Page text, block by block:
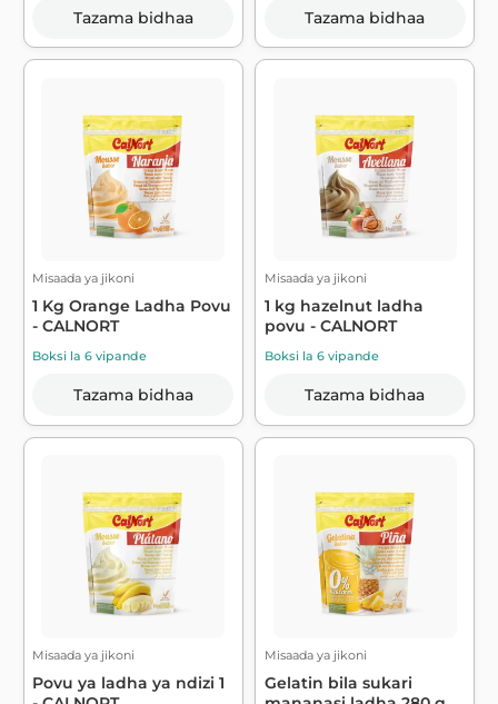
Tazama bidhaa Tazama bidhaa
Misaada ya jikoni
1 Kg Orange Ladha Povu
- CALNORT
Boksi la 6 vipande
Tazama bidhaa
Misaada ya jikoni
1 kg hazelnut ladha
povu - CALNORT
Boksi la 6 vipande
Tazama bidhaa
Misaada ya jikoni
Povu ya ladha ya ndizi 1
Misaada ya jikoni
Gelatin bila sukari